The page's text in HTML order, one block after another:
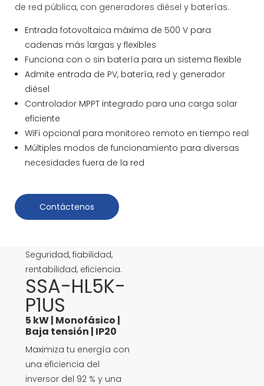
de red pública, con generadores diésel y baterías.
Entrada fotovoltaica máxima de 500 V para
cadenas más largas y flexibles
Funciona con o sin batería para un sistema flexible
Admite entrada de PV, batería, red y generador
diésel
Controlador MPPT integrado para una carga solar
eficiente
WiFi opcional para monitoreo remoto en tiempo real
Múltiples modos de funcionamiento para diversas
necesidades fuera de la red
Contáctenos
Seguridad, fiabilidad,
rentabilidad, eficiencia.
SSA-HL5K-
P1US
5 kW | Monofásico |
Baja tensión | IP20
Maximiza tu energía con
una eficiencia del
inversor del 92 % y una